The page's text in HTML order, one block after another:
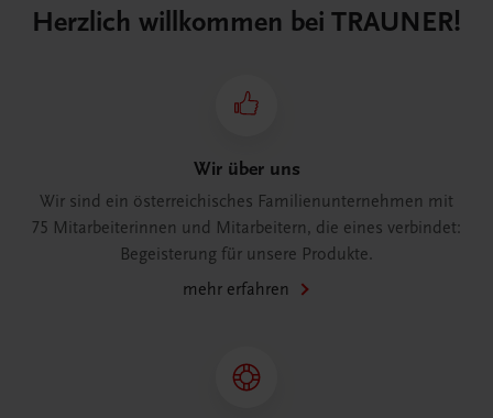
Herzlich willkommen bei TRAUNER!
Wir über uns
Wir sind ein österreichisches Familienunternehmen mit
75 Mitarbeiterinnen und Mitarbeitern, die eines verbindet:
Begeisterung für unsere Produkte.
mehr erfahren